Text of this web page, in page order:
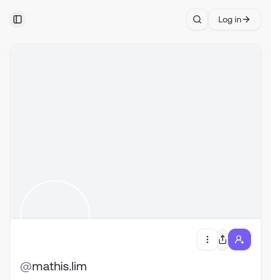
Toggle Sidebar Search
Log in
@mathis.lim